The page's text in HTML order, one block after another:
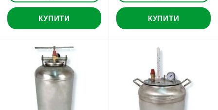
КУПИТИ КУПИТИ